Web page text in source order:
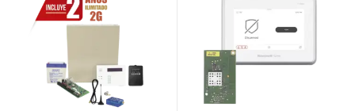
agregando el modulo
PROTAKEOVER